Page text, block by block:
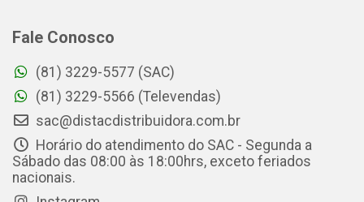
Fale Conosco
(81) 3229-5577 (SAC)
(81) 3229-5566 (Televendas)
sac@distacdistribuidora.com.br
Horário do atendimento do SAC - Segunda a
Sábado das 08:00 às 18:00hrs, exceto feriados
nacionais.